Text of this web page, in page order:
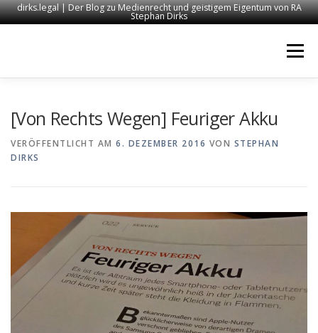
dirks.legal | Der Blog zu Medienrecht und geistigem Eigentum von RA
Stephan Dirks
Menü
MEDIEN
[Von Rechts Wegen] Feuriger Akku
VERÖFFENTLICHT AM 6. DEZEMBER 2016 VON STEPHAN
DIRKS